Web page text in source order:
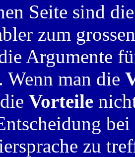
Seite sind
zum
Argumente
Wenn man die
Vorteile
bei
zu